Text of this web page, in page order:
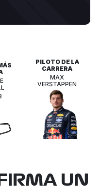
PILOTO DE LA
CARRERA
MAX
VERSTAPPEN
UN